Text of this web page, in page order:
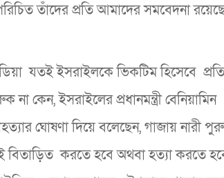
তাঁদের প্রতি আমাদের সমবেদনা
যতই ইসরাইলকে ভিকটিম হিসেবে
কেন, ইসরাইলের প্রধানমন্ত্রী বেনিয়ামিন
ঘোষণা দিয়ে বলেছেন, গাজায় নারী
করতে হবে অথবা হত্যা করতে